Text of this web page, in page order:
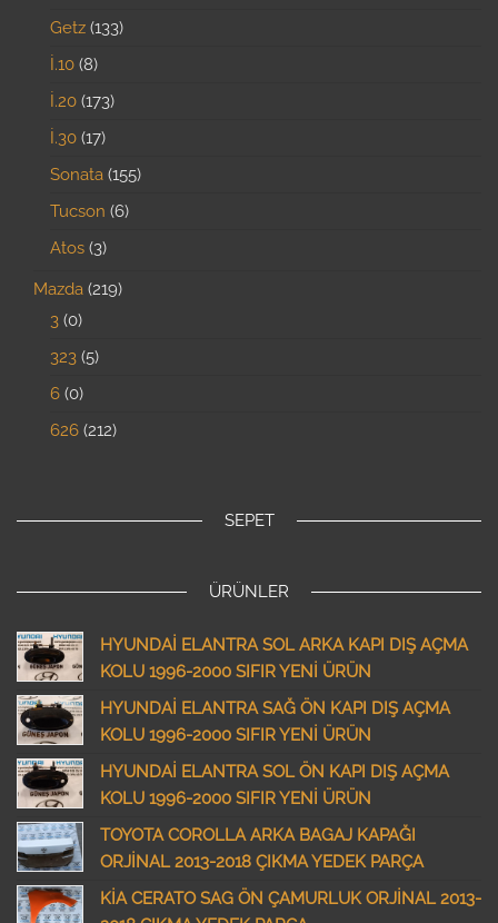
Getz 133
İ.10 8
İ.20 173
İ.30 17
Sonata 155
Tucson 6
Atos 3
Mazda 219
3 0
323 5
6 0
626 212
SEPET
ÜRÜNLER
HYUNDAİ ELANTRA SOL ARKA KAPI DIŞ AÇMA
KOLU 1996-2000 SIFIR YENİ ÜRÜN
HYUNDAİ ELANTRA SAĞ ÖN KAPI DIŞ AÇMA
KOLU 1996-2000 SIFIR YENİ ÜRÜN
HYUNDAİ ELANTRA SOL ÖN KAPI DIŞ AÇMA
KOLU 1996-2000 SIFIR YENİ ÜRÜN
TOYOTA COROLLA ARKA BAGAJ KAPAĞI
ORJİNAL 2013-2018 ÇIKMA YEDEK PARÇA
KİA CERATO SAG ÖN ÇAMURLUK ORJİNAL 2013-